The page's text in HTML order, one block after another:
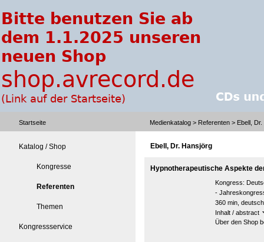
Startseite Medienkatalog > Referenten > Ebell,
Katalog / Shop
Kongresse
Referenten
Themen
Kongressservice
Ebell, Dr. Hansjörg
Hypnotherapeutische Aspekte
Kongress:
-
360 min, deutsch
Inhalt / abstract
Über den Shop